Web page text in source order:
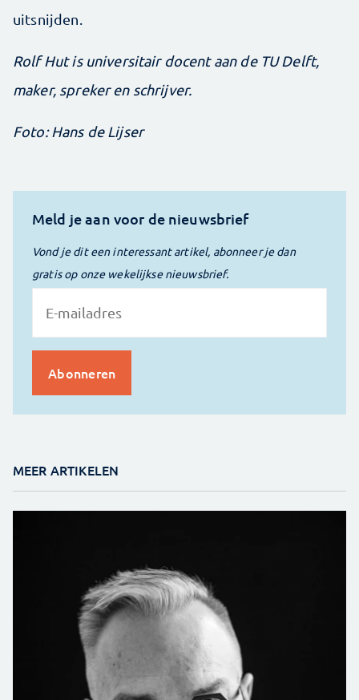
uitsnijden.
Rolf Hut is universitair docent aan de TU Delft,
maker, spreker en schrijver.
Foto: Hans de Lijser
Meld je aan voor de nieuwsbrief
Vond je dit een interessant artikel, abonneer je dan
gratis op onze wekelijkse nieuwsbrief.
MEER ARTIKELEN